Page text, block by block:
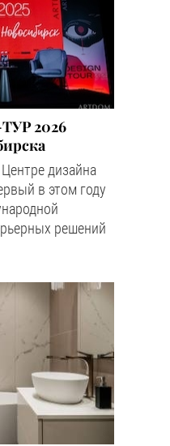
2026
дизайна
в этом году
решений